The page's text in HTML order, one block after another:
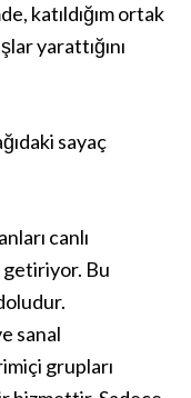
katıldığım ortak
yarattığını
sayaç
canlı
Bu
sanal
grupları